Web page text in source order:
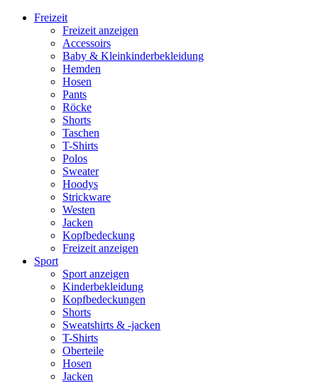
Freizeit
Freizeit anzeigen
Accessoirs
Baby & Kleinkinderbekleidung
Hemden
Hosen
Pants
Röcke
Shorts
Taschen
T-Shirts
Polos
Sweater
Hoodys
Strickware
Westen
Jacken
Kopfbedeckung
Freizeit anzeigen
Sport
Sport anzeigen
Kinderbekleidung
Kopfbedeckungen
Shorts
Sweatshirts & -jacken
T-Shirts
Oberteile
Hosen
Jacken